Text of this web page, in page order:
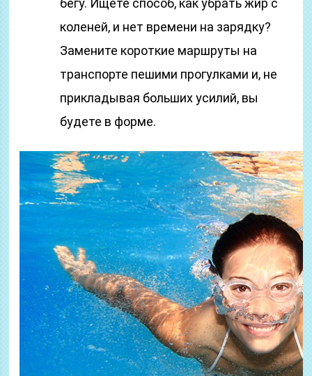
бегу. Ищете способ, как убрать жир с
коленей, и нет времени на зарядку?
Замените короткие маршруты на
транспорте пешими прогулками и, не
прикладывая больших усилий, вы
будете в форме.